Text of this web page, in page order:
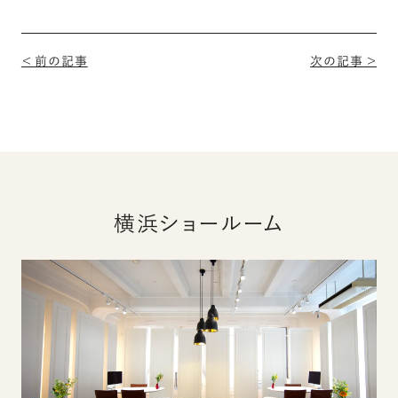
＜ 前の記事 次の記事 ＞
横浜ショールーム